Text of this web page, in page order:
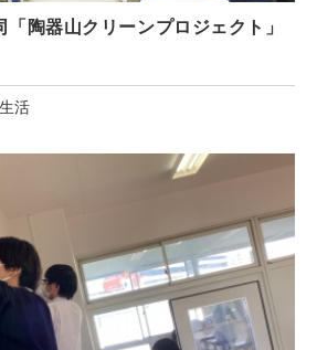
陶器山クリーンプロジェクト」
活